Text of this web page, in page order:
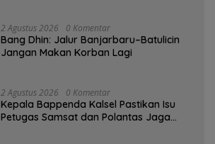
2 Agustus 2026 0 Komentar
Bang Dhin: Jalur Banjarbaru–Batulicin
Jangan Makan Korban Lagi
2 Agustus 2026 0 Komentar
Kepala Bappenda Kalsel Pastikan Isu
Petugas Samsat dan Polantas Jaga